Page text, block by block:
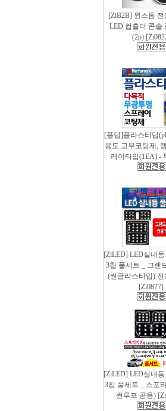
[ZiB2B] 윈스톰 전
LED 컵홀더 콘솔
(2p)
[플딥]플라스티딥
용도 고무코팅제,
레이타입(1EA) -
[ZiLED] LED실내등
3칩 풀세트 _ 그랜
(썬글라스타입) 전
[Zi0877]
[ZiLED] LED실내등
3칩 풀세트 _ 스포
썬루프 공용)